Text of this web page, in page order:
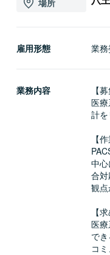
場所
雇用形態 業
業務内容
【
医
計を
【
中
合
観点
【
医
で
コ